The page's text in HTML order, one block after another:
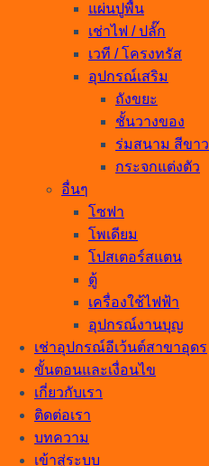
แผ่นปูพื้น
เช่าไฟ / ปลั๊ก
เวที / โครงทรัส
อุปกรณ์เสริม
ถังขยะ
ชั้นวางของ
ร่มสนาม สีขาว
กระจกแต่งตัว
อื่นๆ
โซฟา
โพเดียม
โปสเตอร์สแตน
ตู้
เครื่องใช้ไฟฟ้า
อุปกรณ์งานบุญ
เช่าอุปกรณ์อีเว้นต์สาขาอุดร
ขั้นตอนและเงื่อนไข
เกี่ยวกับเรา
ติดต่อเรา
บทความ
เข้าสู่ระบบ